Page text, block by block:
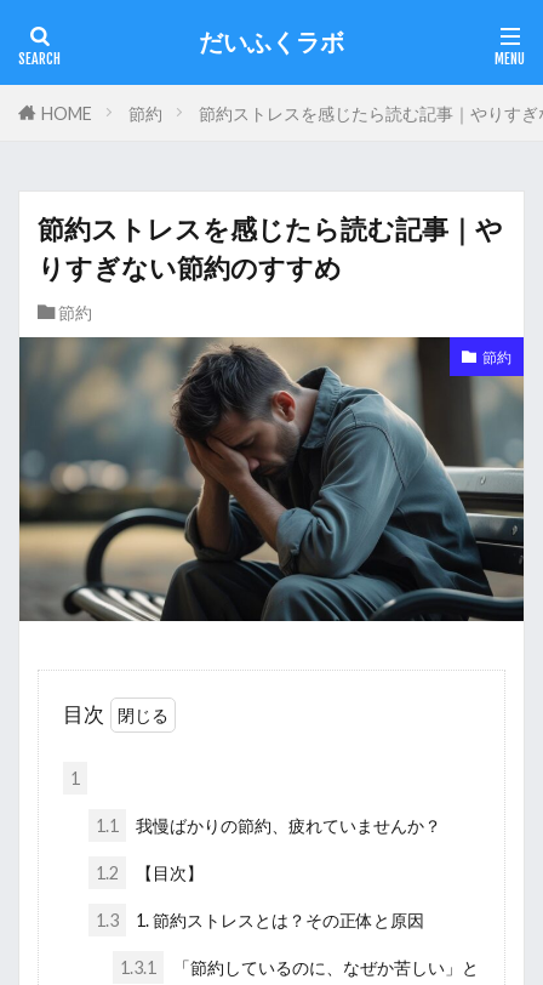
だいふくラボ
HOME 節約 節約ストレスを感じたら読む記事｜やりす
節約ストレスを感じたら読む記事｜や
りすぎない節約のすすめ
節約
節約
目次
1
1.1 我慢ばかりの節約、疲れていませんか？
1.2 【目次】
1.3 1. 節約ストレスとは？その正体と原因
1.3.1
「節約しているのに、なぜか苦しい」と